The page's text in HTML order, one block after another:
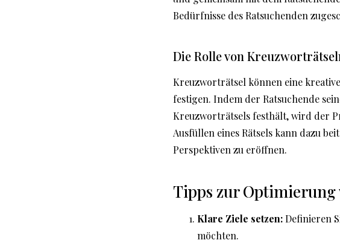
Bedürfnisse des Ratsuchenden
Die Rolle von
Kreuzworträtsel können eine
festigen. Indem der Ratsuchende
Kreuzworträtsels festhält, wird der
Ausfüllen eines Rätsels kann dazu
Perspektiven zu eröffnen.
Tipps zur Optimierung
Klare Ziele setzen:Definieren
möchten.